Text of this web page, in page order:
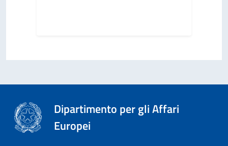
Dipartimento per gli Affari
Europei